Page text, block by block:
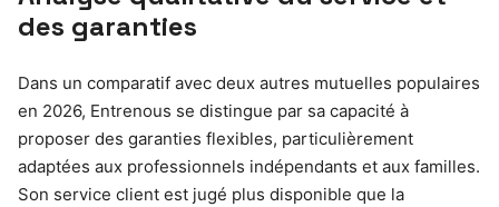
des garanties
Dans un comparatif avec deux autres mutuelles populaires
en 2026, Entrenous se distingue par sa capacité à
proposer des garanties flexibles, particulièrement
adaptées aux professionnels indépendants et aux familles.
Son service client est jugé plus disponible que la